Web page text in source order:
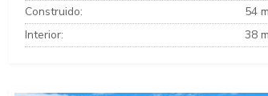
Construido:
54
Interior:
38